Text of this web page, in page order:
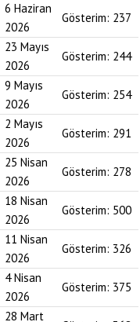
6 Haziran
2026
Gösterim: 237
23 Mayıs
2026
Gösterim: 244
9 Mayıs
2026
Gösterim: 254
2 Mayıs
2026
Gösterim: 291
25 Nisan
2026
Gösterim: 278
18 Nisan
2026
Gösterim: 500
11 Nisan
2026
Gösterim: 326
4 Nisan
2026
Gösterim: 375
28 Mart